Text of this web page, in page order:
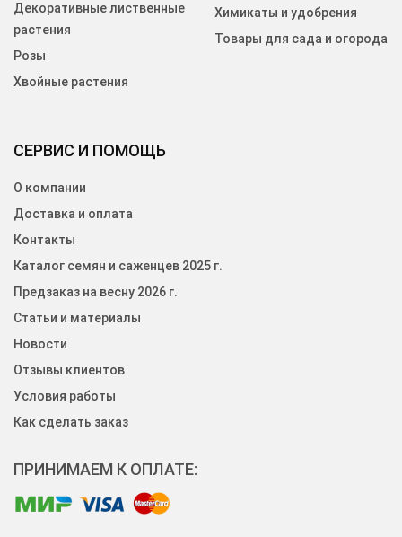
СЕРВИС И ПОМОЩЬ
О компании
Доставка и оплата
Контакты
Каталог семян и саженцев 2025 г.
Предзаказ на весну 2026 г.
Статьи и материалы
Новости
Отзывы клиентов
Условия работы
Как сделать заказ
Декоративные лиственные
растения
Розы
Хвойные растения
Химикаты и удобрения
Товары для сада и огорода
ПРИНИМАЕМ К ОПЛАТЕ: